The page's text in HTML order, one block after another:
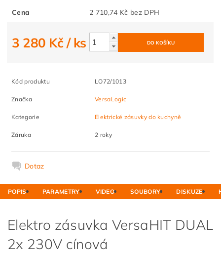
Cena 2 710,74 Kč bez DPH
3 280 Kč/ ks
Kód produktu LO72/1013
Značka VersaLogic
Kategorie Elektrické zásuvky do kuchyně
Záruka 2 roky
Dotaz
POPIS PARAMETRY VIDEO SOUBORY DISKUZE
Elektro zásuvka VersaHIT DUAL
2x 230V cínová